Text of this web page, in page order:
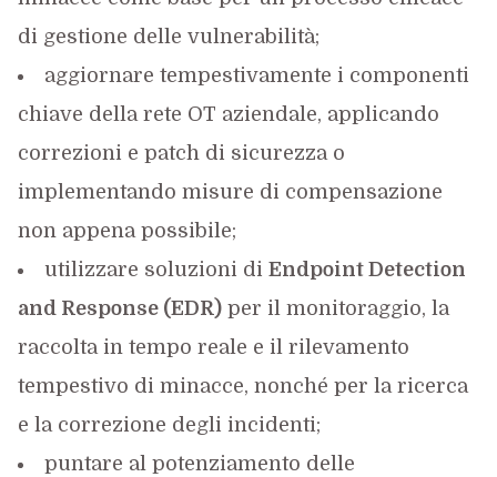
di gestione delle vulnerabilità;
aggiornare tempestivamente i componenti
chiave della rete OT aziendale, applicando
correzioni e patch di sicurezza o
implementando misure di compensazione
non appena possibile;
utilizzare soluzioni di Endpoint Detection
and Response (EDR)per il monitoraggio, la
raccolta in tempo reale e il rilevamento
tempestivo di minacce, nonché per la ricerca
e la correzione degli incidenti;
puntare al potenziamento delle